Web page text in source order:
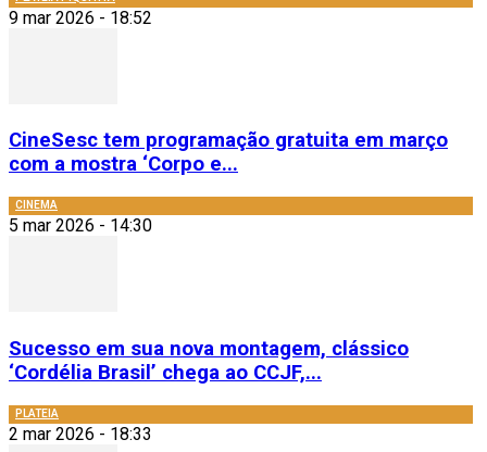
9 mar 2026 - 18:52
CineSesc tem programação gratuita em março
com a mostra ‘Corpo e...
CINEMA
5 mar 2026 - 14:30
Sucesso em sua nova montagem, clássico
‘Cordélia Brasil’ chega ao CCJF,...
PLATEIA
2 mar 2026 - 18:33